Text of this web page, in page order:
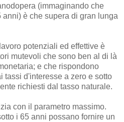
(immaginando che
è che supera di gran lunga
potenziali ed effettive è
mutevoli che sono ben al di là
e che rispondono
tassi d'interesse a zero e sotto
richiesti dal tasso naturale.
con il parametro massimo.
i 65 anni possano fornire un